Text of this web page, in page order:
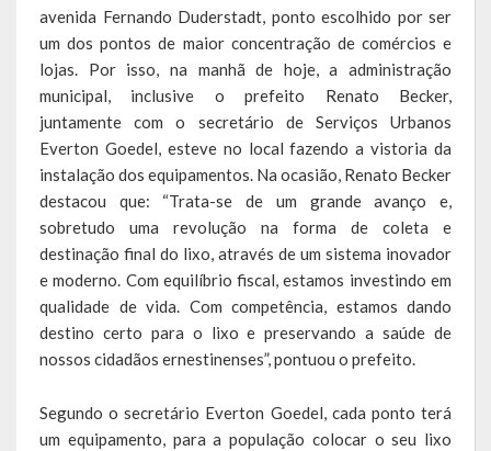
avenida Fernando Duderstadt, ponto escolhido por ser
um dos pontos de maior concentração de comércios e
lojas. Por isso, na manhã de hoje, a administração
municipal, inclusive o prefeito Renato Becker,
juntamente com o secretário de Serviços Urbanos
Everton Goedel, esteve no local fazendo a vistoria da
instalação dos equipamentos. Na ocasião, Renato Becker
destacou que: “Trata-se de um grande avanço e,
sobretudo uma revolução na forma de coleta e
destinação final do lixo, através de um sistema inovador
e moderno. Com equilíbrio fiscal, estamos investindo em
qualidade de vida. Com competência, estamos dando
destino certo para o lixo e preservando a saúde de
nossos cidadãos ernestinenses”, pontuou o prefeito.
Segundo o secretário Everton Goedel, cada ponto terá
um equipamento, para a população colocar o seu lixo